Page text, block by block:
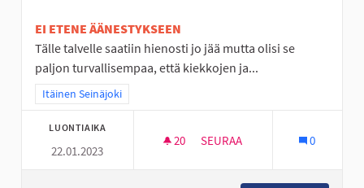
EI ETENE ÄÄNESTYKSEEN
Tälle talvelle saatiin hienosti jo jää mutta olisi se
paljon turvallisempaa, että kiekkojen ja...
Rajaa tulokset teeman mukaan: Itäinen Seinäjoki
Itäinen Seinäjoki
LUONTIAIKA
22.01.2023
20 20 SEURAAJAA
SEURAA 0